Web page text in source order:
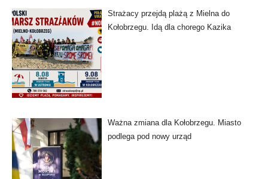
Strażacy przejdą plażą z Mielna do
Kołobrzegu. Idą dla chorego Kazika
Ważna zmiana dla Kołobrzegu. Miasto
podlega pod nowy urząd